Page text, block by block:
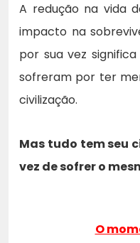
A redução na vida
impacto na
por sua vez
sofreram por ter
civilização.
Mas tudo tem seu
vez de sofrer o
O